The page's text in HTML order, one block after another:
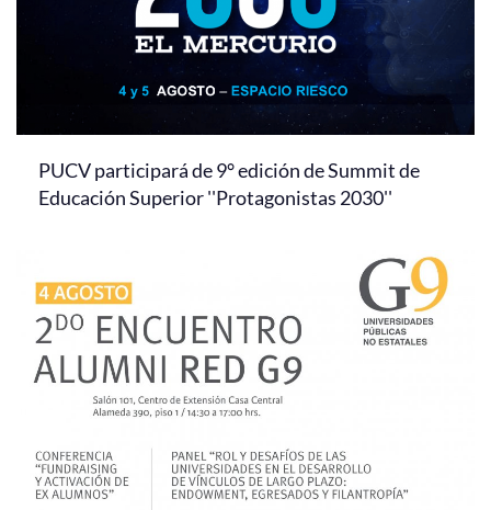
PUCV participará de 9° edición de Summit de
Educación Superior ''Protagonistas 2030''